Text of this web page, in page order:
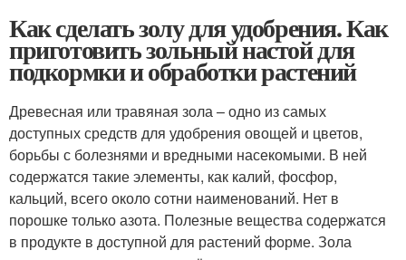
Как сделать золу для удобрения. Как
приготовить зольный настой для
подкормки и обработки растений
Древесная или травяная зола – одно из самых
доступных средств для удобрения овощей и цветов,
борьбы с болезнями и вредными насекомыми. В ней
содержатся такие элементы, как калий, фосфор,
кальций, всего около сотни наименований. Нет в
порошке только азота. Полезные вещества содержатся
в продукте в доступной для растений форме. Зола